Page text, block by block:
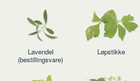
Lavendel
(bestillingsvare)
Løpstikke